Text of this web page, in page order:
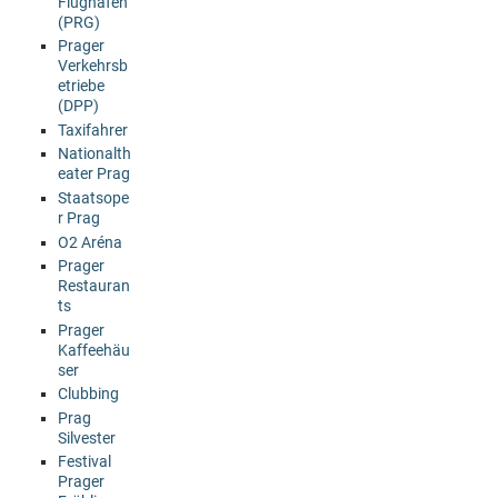
(PRG)
Prager
Verkehrsb
etriebe
(DPP)
Taxifahrer
Nationalth
eater Prag
Staatsope
r Prag
O2 Aréna
Prager
Restauran
ts
Prager
Kaffeehäu
ser
Clubbing
Prag
Silvester
Festival
Prager